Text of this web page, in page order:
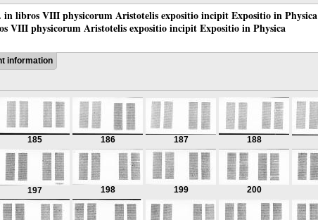
libros VIII physicorum Aristotelis expositio incipit Expositio in Physica
VIII physicorum Aristotelis expositio incipit Expositio in Physica
information
185 186 187 188
197 198 199 200